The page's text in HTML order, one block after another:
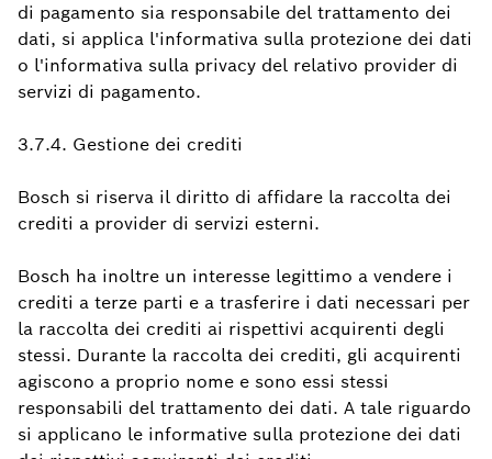
di pagamento sia responsabile del trattamento dei
dati, si applica l'informativa sulla protezione dei dati
o l'informativa sulla privacy del relativo provider di
servizi di pagamento.
3.7.4. Gestione dei crediti
Bosch si riserva il diritto di affidare la raccolta dei
crediti a provider di servizi esterni.
Bosch ha inoltre un interesse legittimo a vendere i
crediti a terze parti e a trasferire i dati necessari per
la raccolta dei crediti ai rispettivi acquirenti degli
stessi. Durante la raccolta dei crediti, gli acquirenti
agiscono a proprio nome e sono essi stessi
responsabili del trattamento dei dati. A tale riguardo
si applicano le informative sulla protezione dei dati